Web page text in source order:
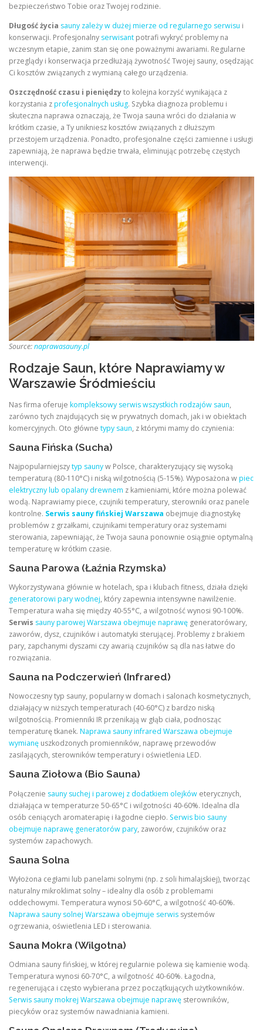
bezpieczeństwo Tobie oraz Twojej rodzinie.
Długość życia sauny zależy w dużej mierze od regularnego serwisu i
konserwacji. Profesjonalny serwisant potrafi wykryć problemy na
wczesnym etapie, zanim stan się one poważnymi awariami. Regularne
przeglądy i konserwacja przedłużają żywotność Twojej sauny, osędzając
Ci kosztów związanych z wymianą całego urządzenia.
Oszczędność czasu i pieniędzyto kolejna korzyść wynikająca z
korzystania zprofesjonalnych usług. Szybka diagnoza problemu i
skuteczna naprawa oznaczają, że Twoja sauna wróci do działania w
krótkim czasie, a Ty unikniesz kosztów związanych z dłuższym
przestojem urządzenia. Ponadto, profesjonalne części zamienne i usługi
zapewniają, że naprawa będzie trwała, eliminując potrzebę częstych
interwencji.
Source:naprawasauny.pl
Rodzaje Saun, które Naprawiamy w
Warszawie Śródmieściu
Nas firma oferuje kompleksowy serwis wszystkich rodzajów saun,
zarówno tych znajdujących się w prywatnych domach, jak i w obiektach
komercyjnych. Oto główne typy saun, z którymi mamy do czynienia:
Sauna Fińska (Sucha)
Najpopularniejszytyp saunyw Polsce, charakteryzujący się wysoką
temperaturą (80-110°C) i niską wilgotnością (5-15%). Wyposażona wpiec
elektryczny lub opalany drewnem z kamieniami, które można polewać
wodą. Naprawiamy piece, czujniki temperatury, sterowniki oraz panele
kontrolne. Serwis sauny fińskiej Warszawa obejmuje diagnostykę
problemów z grzałkami, czujnikami temperatury oraz systemami
sterowania, zapewniając, że Twoja sauna ponownie osiągnie optymalną
temperaturę w krótkim czasie.
Sauna Parowa (Łaźnia Rzymska)
Wykorzystywana głównie w hotelach, spa i klubach fitness, działa dzięki
generatorowi pary wodnej, który zapewnia intensywne nawilżenie.
Temperatura waha się między 40-55°C, a wilgotność wynosi 90-100%.
Serwis sauny parowej Warszawa obejmuje naprawę generatorówary,
zaworów, dysz, czujników i automatyki sterującej. Problemy z brakiem
pary, zapchanymi dyszami czy awarią czujników są dla nas łatwe do
rozwiązania.
Sauna na Podczerwień (Infrared)
Nowoczesny typ sauny, popularny w domach i salonach kosmetycznych,
działający w niższych temperaturach (40-60°C) z bardzo niską
wilgotnością. Promienniki IR przenikają w głąb ciała, podnosząc
temperaturę tkanek. Naprawa sauny infrared Warszawa obejmuje
wymianę uszkodzonych promienników, naprawę przewodów
zasilających, sterowników temperatury i oświetlenia LED.
Sauna Ziołowa (Bio Sauna)
Połączenie sauny suchej i parowej z dodatkiem olejków eterycznych,
działająca w temperaturze 50-65°C i wilgotności 40-60%. Idealna dla
osób ceniących aromaterapię i łagodne ciepło. Serwis bio sauny
obejmuje naprawę generatorów pary, zaworów, czujników oraz
systemów zapachowych.
Sauna Solna
Wyłożona cegłami lub panelami solnymi (np. z soli himalajskiej), tworząc
naturalny mikroklimat solny – idealny dla osób z problemami
oddechowymi. Temperatura wynosi 50-60°C, a wilgotność 40-60%.
Naprawa sauny solnej Warszawa obejmuje serwis systemów
ogrzewania, oświetlenia LED i sterowania.
Sauna Mokra (Wilgotna)
Odmiana sauny fińskiej, w której regularnie polewa się kamienie wodą.
Temperatura wynosi 60-70°C, a wilgotność 40-60%. Łagodna,
regenerująca i często wybierana przez początkujących użytkowników.
Serwis sauny mokrej Warszawa obejmuje naprawę sterowników,
piecyków oraz systemów nawadniania kamieni.